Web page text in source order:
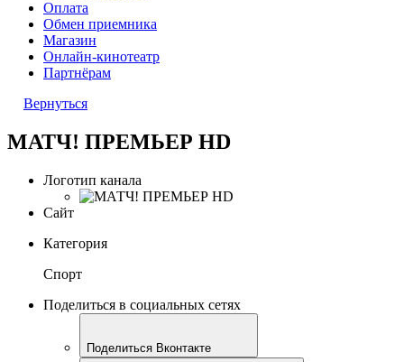
Оплата
Обмен приемника
Магазин
Онлайн-кинотеатр
Партнёрам
Вернуться
МАТЧ! ПРЕМЬЕР HD
Логотип канала
Сайт
Категория
Спорт
Поделиться в социальных сетях
Поделиться Вконтакте